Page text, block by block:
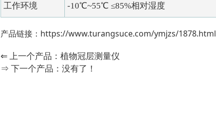
工作环境 -10℃~55℃ ≤85%相对湿度
产品链接： https://www.turangsuce.com/ymjzs/1878.html
⇐ 上一个产品：植物冠层测量仪
⇒ 下一个产品：没有了！